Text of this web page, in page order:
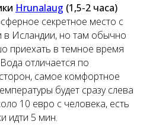
Hrunalaug (1,5-2 часа)
секретное место с
в Исландии, но там обычно
приехать в темное время
отличается по
самое комфортное
будет сразу слева
10 евро с человека, есть
идти 5 мин.